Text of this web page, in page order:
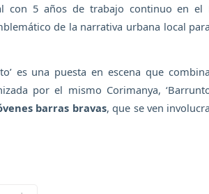
con 5 años de trabajo continuo en el
de la narrativa urbana local
es una puesta en escena que
por el mismo Corimanya,
barras bravas, que se ven